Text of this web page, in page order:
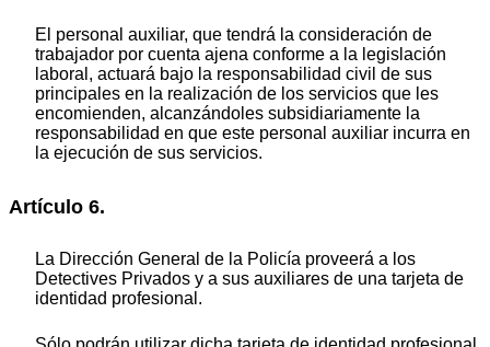
El personal auxiliar, que tendrá la consideración de
trabajador por cuenta ajena conforme a la legislación
laboral, actuará bajo la responsabilidad civil de sus
principales en la realización de los servicios que les
encomienden, alcanzándoles subsidiariamente la
responsabilidad en que este personal auxiliar incurra en
la ejecución de sus servicios.
Artículo 6.
La Dirección General de la Policía proveerá a los
Detectives Privados y a sus auxiliares de una tarjeta de
identidad profesional.